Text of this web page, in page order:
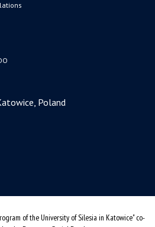
Poland
of the University of Silesia in Katowice" co-